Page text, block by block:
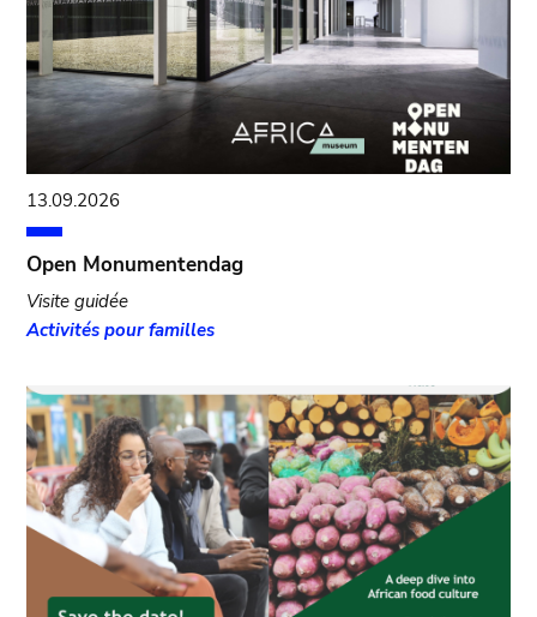
13.09.2026
Open Monumentendag
Visite guidée
Activités pour familles